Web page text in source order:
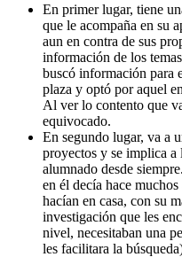
En primer lugar, tiene
que le acompaña en su
aun en contra de sus
información de los
buscó información para
plaza y optó por aquel
Al ver lo contento que
equivocado.
En segundo lugar, va a
proyectos y se implica
alumnado desde
en él decía hace
hacían en casa, con su
investigación que les
nivel, necesitaban una
les facilitara la